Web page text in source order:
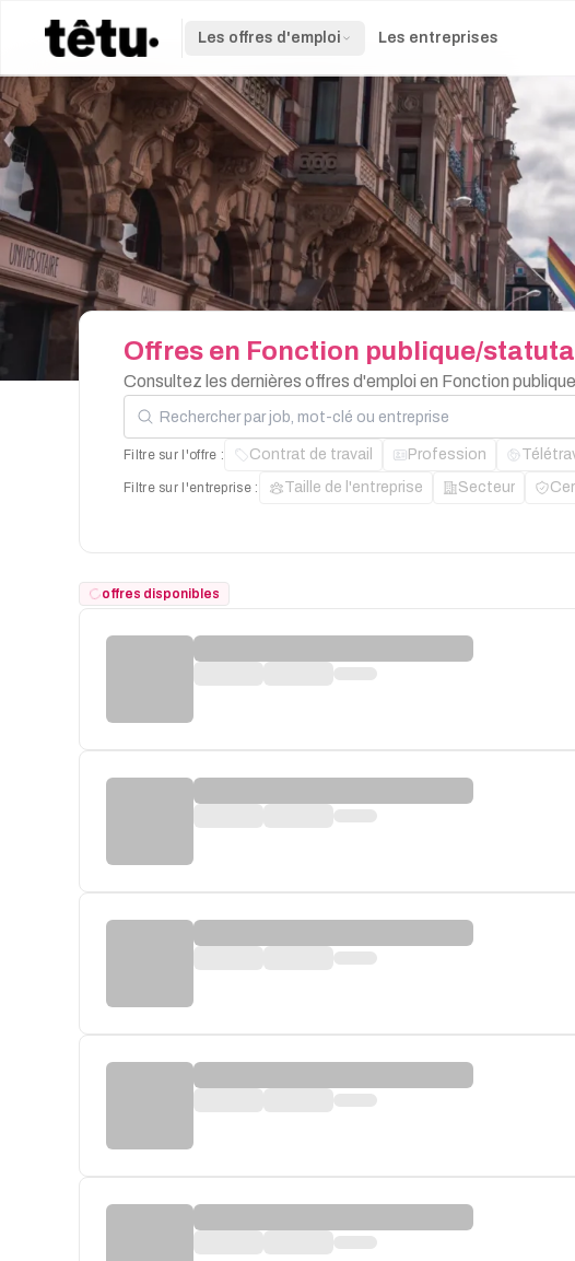
Les offres d'emploi Les entreprises
Offres en Fonction publique/
Consultez les dernières offres d'emploi en Fonction
Rechercher par job, mot-clé ou entreprise
Filtre sur l'offre : Contrat de travail Profession
Filtre sur l'entreprise : Taille de l'entreprise Secteur
offres disponibles